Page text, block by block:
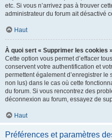
etc. Si vous n’arrivez pas à trouver
administrateur du forum ait désactivé
Haut
À quoi sert « Supprimer les cookies
Cette option vous permet d’effacer
conservent votre authentification et
permettent également d’enregistrer le
non lus) dans le cas où cette
du forum. Si vous rencontrez des
déconnexion au forum, essayez de
Haut
Préférences et paramètres